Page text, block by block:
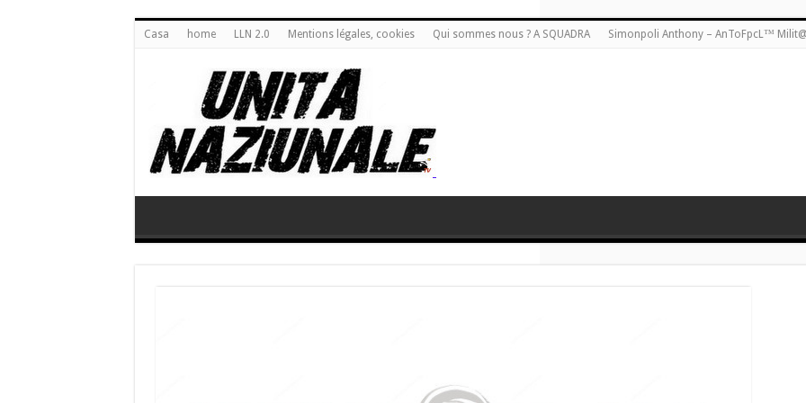
Casa home LLN 2.0 Mentions légales, cookies Qui sommes nous ? A SQUADRA Simonpoli Anthony – AnToFpcL™